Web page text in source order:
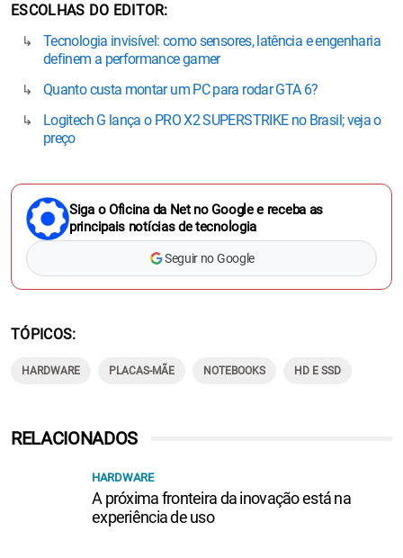
ESCOLHAS DO EDITOR
Tecnologia invisível: como sensores, latência e engenharia
definem a performance gamer
Quanto custa montar um PC para rodar GTA 6?
Logitech G lança o PRO X2 SUPERSTRIKE no Brasil; veja o
preço
Siga o Oficina da Net no Google e receba as
principais notícias de tecnologia
Seguir no Google
TÓPICOS
HARDWARE PLACAS-MÃE NOTEBOOKS HD E SSD
RELACIONADOS
HARDWARE
A próxima fronteira da inovação está na
experiência de uso